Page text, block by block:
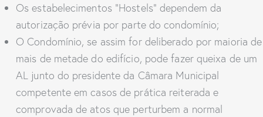
Os estabelecimentos “Hostels” dependem da
autorização prévia por parte do condomínio;
O Condomínio, se assim for deliberado por maioria de
mais de metade do edifício, pode fazer queixa de um
AL junto do presidente da Câmara Municipal
competente em casos de prática reiterada e
comprovada de atos que perturbem a normal